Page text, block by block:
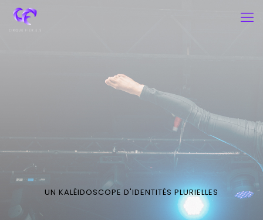
UN KALÉIDOSCOPE D'IDENTITÉS PLURIELLES